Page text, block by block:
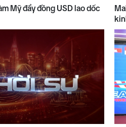
Mỹ đẩy đồng USD lao dốc